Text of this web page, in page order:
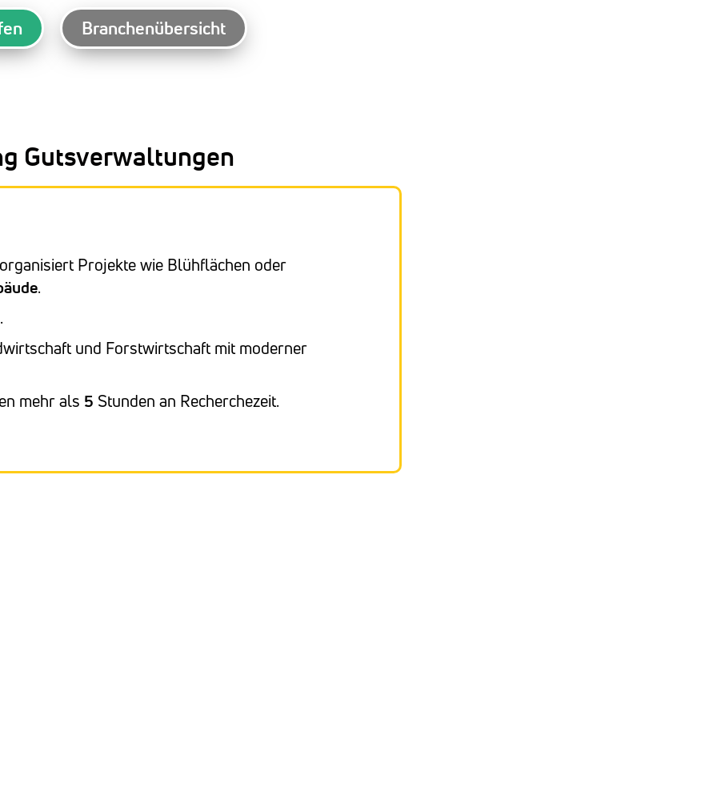
Branchenübersicht
Gutsverwaltungen
Projekte wie Blühflächen oder
.
und Forstwirtschaft mit moderner
mehr als 5 Stunden an Recherchezeit.